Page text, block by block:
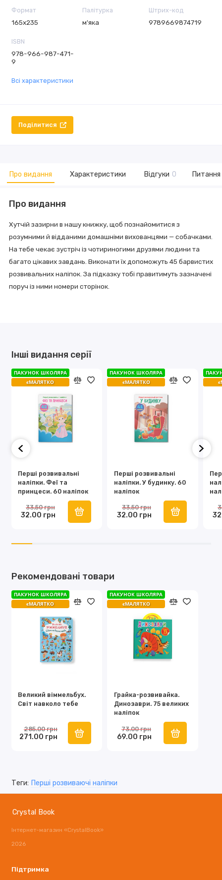
Формат
165х235
Палітурка
м'яка
Штрих-код
9789669874719
ISBN
978-966-987-471-
9
Всі характеристики
Поділитися
Про видання Характеристики Відгуки 0 Питання
Про видання
Хутчій зазирни в нашу книжку, щоб познайомитися з
розумними й відданими домашніми вихованцями — собачками.
На тебе чекає зустріч із чотириногими друзями людини та
багато цікавих завдань. Виконати їх допоможуть 45 барвистих
розвивальних наліпок. За підказку тобі правитимуть зазначені
поруч із ними номери сторінок.
Інші видання серії
Перші розвивальні
наліпки. Феї та
принцеси. 60 наліпок
ПАКУНОК ШКОЛЯРА
єМАЛЯТКО
ПАКУНОК ШКОЛЯРА
єМАЛЯТКО
32.00 грн
33.50 грн
Перші розвивальні
наліпки. У будинку. 60
наліпок
ПАКУНОК ШКОЛЯРА
єМАЛЯТКО
ПАКУНОК ШКОЛЯРА
єМАЛЯТКО
32.00 грн
33.50 грн
Рекомендовані товари
Великий віммельбух.
Світ навколо тебе
ПАКУНОК ШКОЛЯРА
єМАЛЯТКО
271.00 грн
285.00 грн
Грайка-розвивайка.
Динозаври. 75 великих
наліпок
ПАКУНОК ШКОЛЯРА
єМАЛЯТКО
69.00 грн
73.00 грн
Теги: Перші розвиваючі наліпки
Crystal Book
Інтернет-магазин «CrystalBook»
2026
Підтримка